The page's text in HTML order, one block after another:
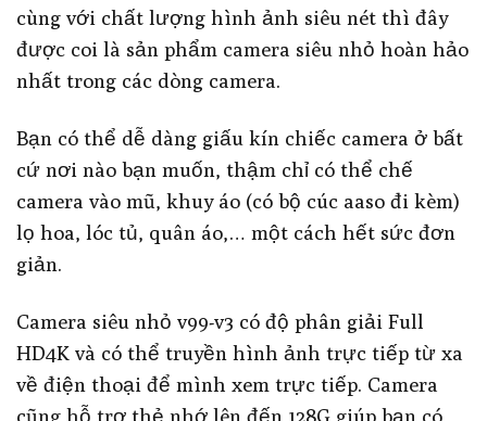
cùng với chất lượng hình ảnh siêu nét thì đây
được coi là sản phẩm camera siêu nhỏ hoàn hảo
nhất trong các dòng camera.
Bạn có thể dễ dàng giấu kín chiếc camera ở bất
cứ nơi nào bạn muốn, thậm chỉ có thể chế
camera vào mũ, khuy áo (có bộ cúc aaso đi kèm)
lọ hoa, lóc tủ, quân áo,… một cách hết sức đơn
giản.
Camera siêu nhỏ v99-v3 có độ phân giải Full
HD4K và có thể truyền hình ảnh trực tiếp từ xa
về điện thoại để mình xem trực tiếp. Camera
cũng hỗ trợ thẻ nhớ lên đến 128G giúp bạn có